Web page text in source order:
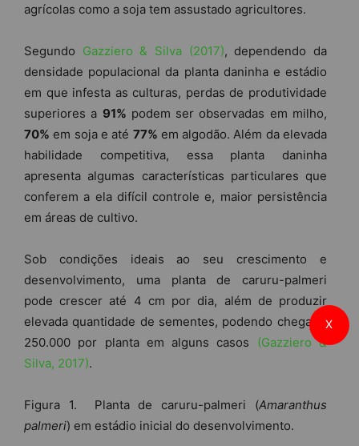
agrícolas como a soja tem assustado agricultores.
Segundo Gazziero & Silva (2017), dependendo da
densidade populacional da planta daninha e estádio
em que infesta as culturas, perdas de produtividade
superiores a 91% podem ser observadas em milho,
70% em soja e até 77% em algodão. Além da elevada
habilidade competitiva, essa planta daninha
apresenta algumas características particulares que
conferem a ela difícil controle e, maior persistência
em áreas de cultivo.
Sob condições ideais ao seu crescimento e
desenvolvimento, uma planta de caruru-palmeri
pode crescer até 4 cm por dia, além de produzir
elevada quantidade de sementes, podendo chegar a
250.000 por planta em alguns casos (Gazziero &
Silva, 2017).
Figura 1. Planta de caruru-palmeri (Amaranthus
palmeri) em estádio inicial do desenvolvimento.
X